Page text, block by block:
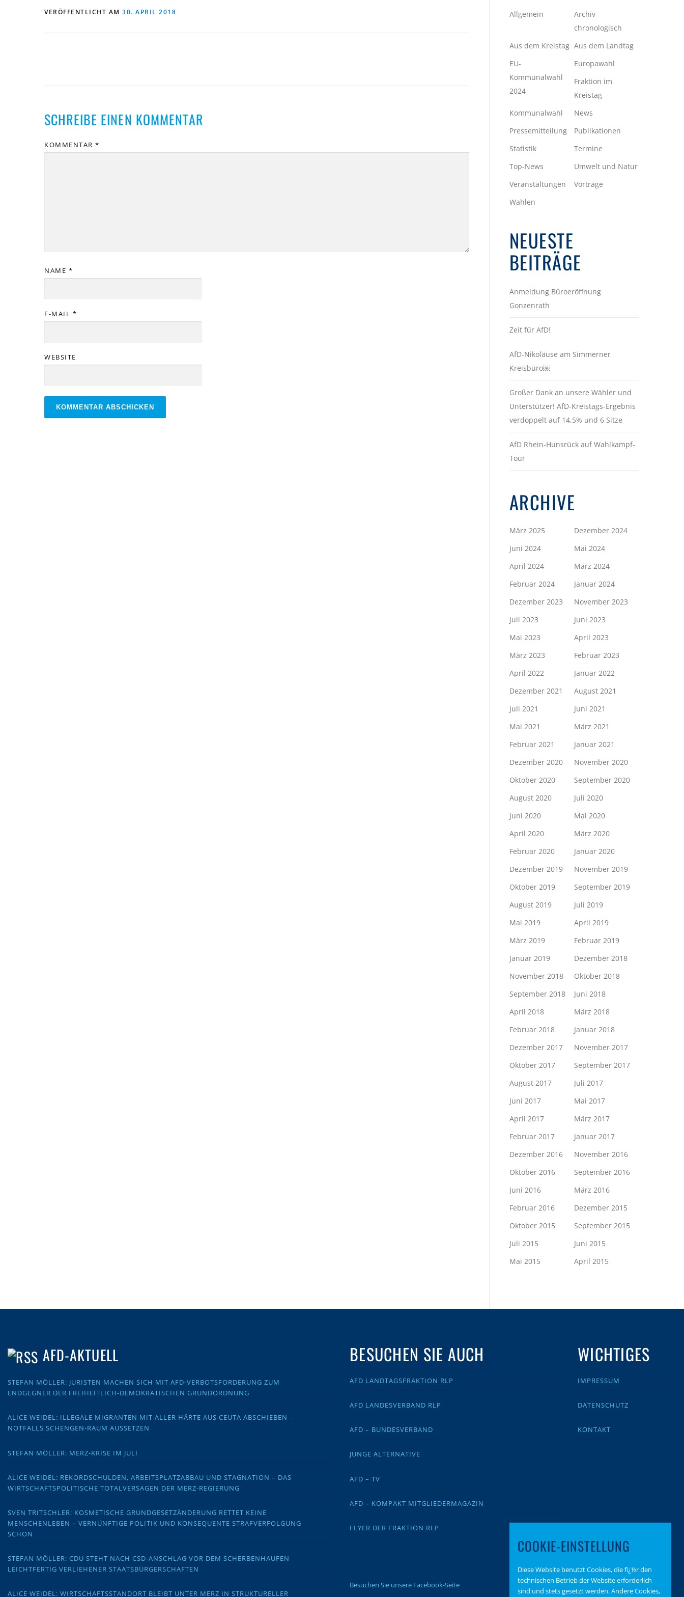
VERÖFFENTLICHT AM 30. APRIL 2018
SCHREIBE EINEN KOMMENTAR
KOMMENTAR *
NAME *
E-MAIL *
WEBSITE
Allgemein
Archiv
chronologisch
Aus dem Kreistag Aus dem Landtag
EU-
Kommunalwahl
2024
Europawahl
Fraktion im
Kreistag
Kommunalwahl
News
Pressemitteilung
Publikationen
Statistik
Termine
Top-News
Umwelt und Natur
Veranstaltungen
Vorträge
Wahlen
NEUESTE
BEITRÄGE
Anmeldung Büroeröffnung
Gonzenrath
Zeit für AfD!
AfD-Nikoläuse am Simmerner
Kreisbüro￼
Großer Dank an unsere Wähler und
Unterstützer! AfD-Kreistags-Ergebnis
verdoppelt auf 14,5% und 6 Sitze
AfD Rhein-Hunsrück auf Wahlkampf-
Tour
ARCHIVE
März 2025
Dezember 2024
Juni 2024
Mai 2024
April 2024
März 2024
Februar 2024
Januar 2024
Dezember 2023
November 2023
Juli 2023
Juni 2023
Mai 2023
April 2023
März 2023
Februar 2023
April 2022
Januar 2022
Dezember 2021
August 2021
Juli 2021
Juni 2021
Mai 2021
März 2021
Februar 2021
Januar 2021
Dezember 2020
November 2020
Oktober 2020
September 2020
August 2020
Juli 2020
Juni 2020
Mai 2020
April 2020
März 2020
Februar 2020
Januar 2020
Dezember 2019
November 2019
Oktober 2019
September 2019
August 2019
Juli 2019
Mai 2019
April 2019
März 2019
Februar 2019
Januar 2019
Dezember 2018
November 2018
Oktober 2018
September 2018
Juni 2018
April 2018
März 2018
Februar 2018
Januar 2018
Dezember 2017
November 2017
Oktober 2017
September 2017
August 2017
Juli 2017
Juni 2017
Mai 2017
April 2017
März 2017
Februar 2017
Januar 2017
Dezember 2016
November 2016
Oktober 2016
September 2016
Juni 2016
März 2016
Februar 2016
Dezember 2015
Oktober 2015
September 2015
Juli 2015
Juni 2015
Mai 2015
April 2015
AFD-AKTUELL
STEFAN MÖLLER: JURISTEN MACHEN SICH MIT AFD-VERBOTSFORDERUNG ZUM
ENDGEGNER DER FREIHEITLICH-DEMOKRATISCHEN GRUNDORDNUNG
ALICE WEIDEL: ILLEGALE MIGRANTEN MIT ALLER HÄRTE AUS CEUTA ABSCHIEBEN –
NOTFALLS SCHENGEN-RAUM AUSSETZEN
STEFAN MÖLLER: MERZ-KRISE IM JULI
ALICE WEIDEL: REKORDSCHULDEN, ARBEITSPLATZABBAU UND STAGNATION – DAS
WIRTSCHAFTSPOLITISCHE TOTALVERSAGEN DER MERZ-REGIERUNG
SVEN TRITSCHLER: KOSMETISCHE GRUNDGESETZÄNDERUNG RETTET KEINE
MENSCHENLEBEN – VERNÜNFTIGE POLITIK UND KONSEQUENTE STRAFVERFOLGUNG
SCHON
STEFAN MÖLLER: CDU STEHT NACH CSD-ANSCHLAG VOR DEM SCHERBENHAUFEN
LEICHTFERTIG VERLIEHENER STAATSBÜRGERSCHAFTEN
ALICE WEIDEL: WIRTSCHAFTSSTANDORT BLEIBT UNTER MERZ IN STRUKTURELLER
BESUCHEN SIE AUCH
AFD LANDTAGSFRAKTION RLP
AFD LANDESVERBAND RLP
AFD – BUNDESVERBAND
JUNGE ALTERNATIVE
AFD – TV
AFD – KOMPAKT MITGLIEDERMAGAZIN
FLYER DER FRAKTION RLP
Besuchen Sie unsere Facebook-Seite
WICHTIGES
IMPRESSUM
DATENSCHUTZ
KONTAKT
COOKIE-EINSTELLUNG
Diese Website benutzt Cookies, die fï¿½r den
technischen Betrieb der Website erforderlich
sind und stets gesetzt werden. Andere Cookies,